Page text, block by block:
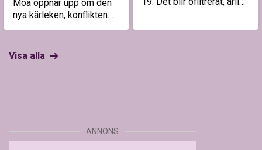
Moa öppnar upp om den
nya kärleken, konflikten
med Emelie som aldrig
klippningen blev orättvis.
Visa alla
ANNONS